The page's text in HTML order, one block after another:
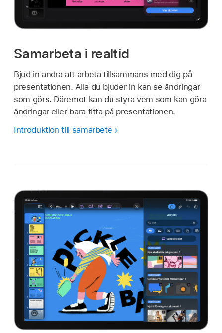
Samarbeta i realtid
Bjud in andra att arbeta tillsammans med dig på
presentationen. Alla du bjuder in kan se ändringar
som görs. Däremot kan du styra vem som kan göra
ändringar eller bara titta på presentationen.
Introduktion till samarbete